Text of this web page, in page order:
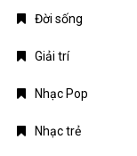
Đời sống
Giải trí
Nhạc Pop
Nhạc trẻ